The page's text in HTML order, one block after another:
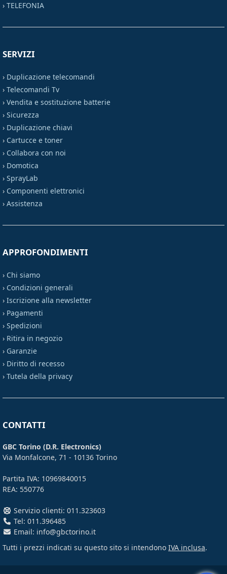
› TELEFONIA
SERVIZI
› Duplicazione telecomandi
› Telecomandi Tv
› Vendita e sostituzione batterie
› Sicurezza
› Duplicazione chiavi
› Cartucce e toner
› Collabora con noi
› Domotica
› SprayLab
› Componenti elettronici
› Assistenza
APPROFONDIMENTI
› Chi siamo
› Condizioni generali
› Iscrizione alla newsletter
› Pagamenti
› Spedizioni
› Ritira in negozio
› Garanzie
› Diritto di recesso
› Tutela della privacy
CONTATTI
GBC Torino (D.R. Electronics)
Via Monfalcone, 71 - 10136 Torino
Partita IVA: 10969840015
REA: 550776
Servizio clienti: 011.323603
Tel: 011.396485
Email: info@gbctorino.it
Tutti i prezzi indicati su questo sito si intendono IVA inclusa.